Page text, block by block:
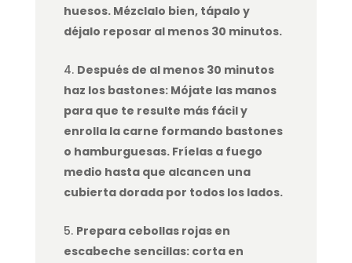
huesos. Mézclalo bien, tápalo y
déjalo reposar al menos 30 minutos.
Después de al menos 30 minutos
haz los bastones: Mójate las manos
para que te resulte más fácil y
enrolla la carne formando bastones
o hamburguesas. Fríelas a fuego
medio hasta que alcancen una
cubierta dorada por todos los lados.
Prepara cebollas rojas en
escabeche sencillas: corta en